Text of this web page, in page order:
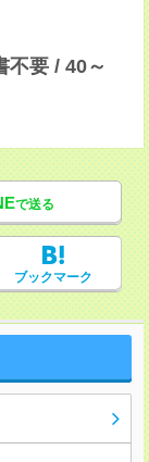
不要 / 40～
で送る
ブックマーク